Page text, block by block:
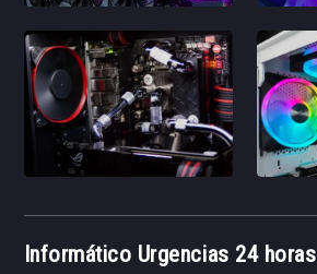
Informático Urgencias 24 horas